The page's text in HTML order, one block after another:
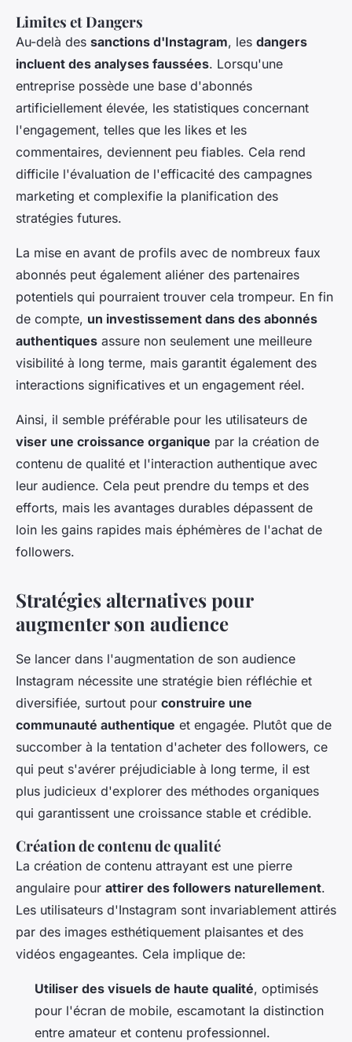
Limites et Dangers
Au-delà des sanctions d'Instagram, les dangers
incluent des analyses faussées. Lorsqu'une
entreprise possède une base d'abonnés
artificiellement élevée, les statistiques concernant
l'engagement, telles que les likes et les
commentaires, deviennent peu fiables. Cela rend
difficile l'évaluation de l'efficacité des campagnes
marketing et complexifie la planification des
stratégies futures.
La mise en avant de profils avec de nombreux faux
abonnés peut également aliéner des partenaires
potentiels qui pourraient trouver cela trompeur. En fin
de compte, un investissement dans des abonnés
authentiques assure non seulement une meilleure
visibilité à long terme, mais garantit également des
interactions significatives et un engagement réel.
Ainsi, il semble préférable pour les utilisateurs de
viser une croissance organique par la création de
contenu de qualité et l'interaction authentique avec
leur audience. Cela peut prendre du temps et des
efforts, mais les avantages durables dépassent de
loin les gains rapides mais éphémères de l'achat de
followers.
Stratégies alternatives pour
augmenter son audience
Se lancer dans l'augmentation de son audience
Instagram nécessite une stratégie bien réfléchie et
diversifiée, surtout pour construire une
communauté authentique et engagée. Plutôt que de
succomber à la tentation d'acheter des followers, ce
qui peut s'avérer préjudiciable à long terme, il est
plus judicieux d'explorer des méthodes organiques
qui garantissent une croissance stable et crédible.
Création de contenu de qualité
La création de contenu attrayant est une pierre
angulaire pour attirer des followers naturellement.
Les utilisateurs d'Instagram sont invariablement attirés
par des images esthétiquement plaisantes et des
vidéos engageantes. Cela implique de:
Utiliser des visuels de haute qualité, optimisés
pour l'écran de mobile, escamotant la distinction
entre amateur et contenu professionnel.